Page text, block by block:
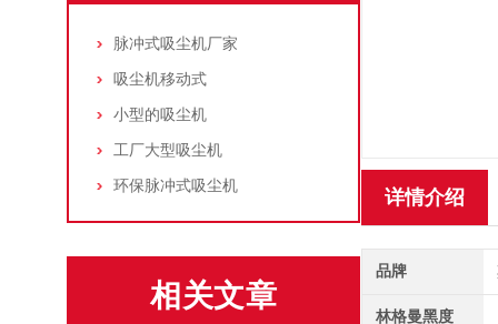
脉冲式吸尘机厂家
吸尘机移动式
小型的吸尘机
工厂大型吸尘机
环保脉冲式吸尘机
相关文章
详情介绍
品牌
林格曼黑度